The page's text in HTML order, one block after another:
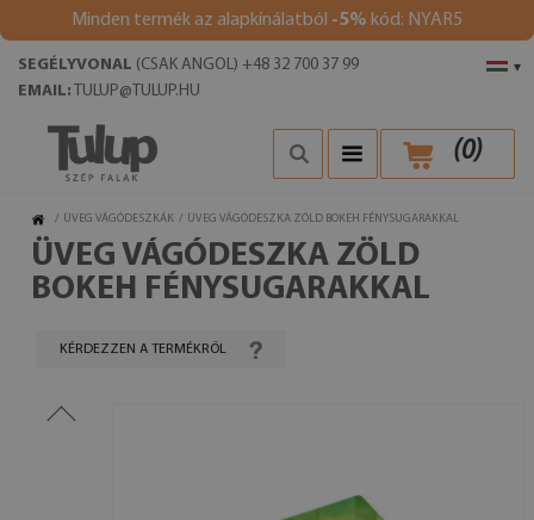
Minden termék az alapkínálatból -5% kód: NYAR5
▾
SEGÉLYVONAL (CSAK ANGOL) +48 32 700 37 99
EMAIL: TULUP@TULUP.HU
(0)
/ ÜVEG VÁGÓDESZKÁK / ÜVEG VÁGÓDESZKA ZÖLD BOKEH FÉNYSUGARAKKAL
ÜVEG VÁGÓDESZKA ZÖLD
BOKEH FÉNYSUGARAKKAL
KÉRDEZZEN A TERMÉKRŐL